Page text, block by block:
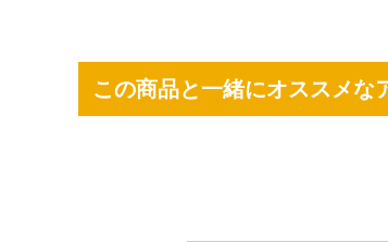
この商品と一緒にオススメな